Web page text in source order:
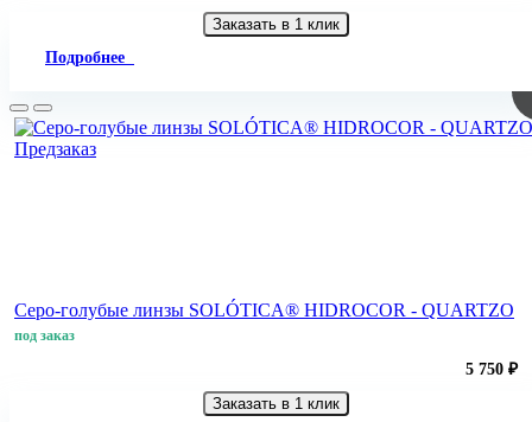
Заказать в 1 клик
Подробнее
Предзаказ
Серо-голубые линзы SOLÓTICA® HIDROCOR - QUARTZO
под заказ
5 750 ₽
Заказать в 1 клик